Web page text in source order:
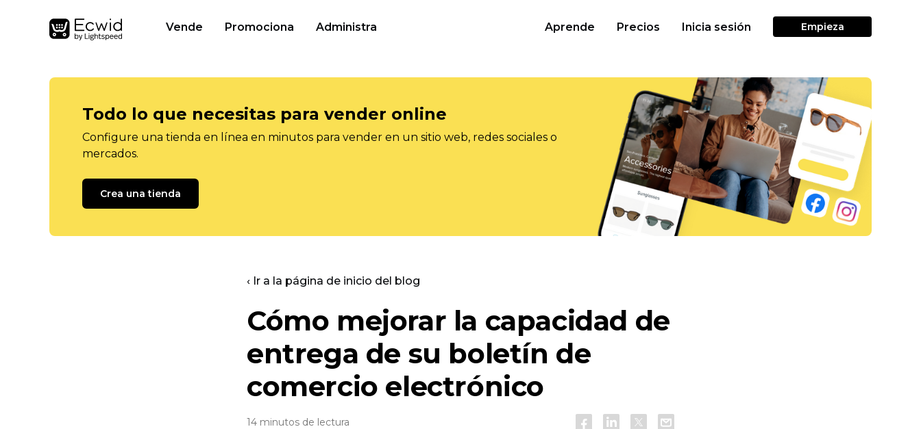
Vende Promociona Administra Aprende Precios Inicia sesión Empieza
Todo lo que necesitas para vender online
Configure una tienda en línea en minutos para vender en un sitio web, redes sociales o
mercados.
Crea una tienda
‹ Ir a la página de inicio del blog
Cómo mejorar la capacidad de
entrega de su boletín de
comercio electrónico
14 minutos de lectura